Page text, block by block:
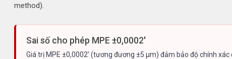
method).
Sai số cho phép MPE ±0,0002'
Giá trị MPE ±0,0002' (tương đương ±5 µm) đảm bảo độ chính